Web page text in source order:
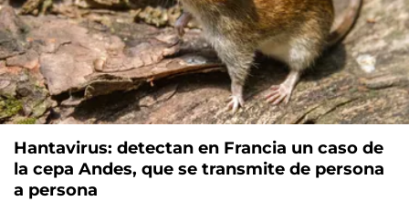
Hantavirus: detectan en Francia un caso de
la cepa Andes, que se transmite de persona
a persona